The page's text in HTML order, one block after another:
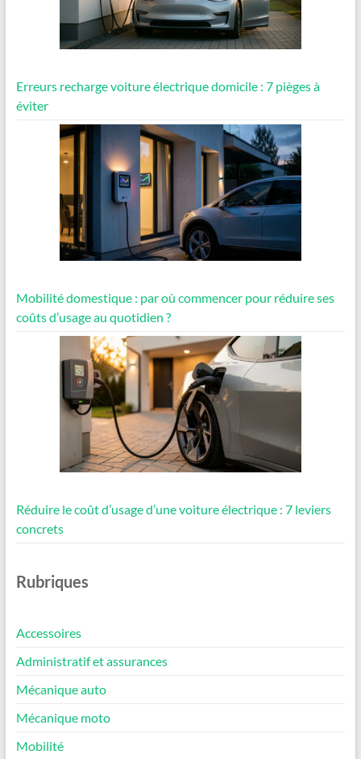
Erreurs recharge voiture électrique domicile : 7 pièges à
éviter
Mobilité domestique : par où commencer pour réduire ses
coûts d’usage au quotidien ?
Réduire le coût d’usage d’une voiture électrique : 7 leviers
concrets
Rubriques
Accessoires
Administratif et assurances
Mécanique auto
Mécanique moto
Mobilité